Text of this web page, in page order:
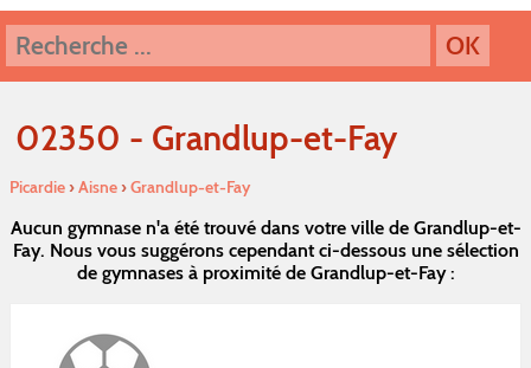
02350 - Grandlup-et-Fay
Picardie›Aisne›Grandlup-et-Fay
Aucun gymnase n'a été trouvé dans votre ville de Grandlup-et-
Fay. Nous vous suggérons cependant ci-dessous une sélection
de gymnases à proximité de Grandlup-et-Fay :